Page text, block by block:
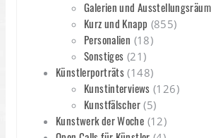
Galerien und
Kurz und Knapp (855)
Personalien (18)
Sonstiges (21)
Künstlerporträts (148)
Kunstinterviews (126)
Kunstfälscher(5)
Kunstwerk der Woche (12)